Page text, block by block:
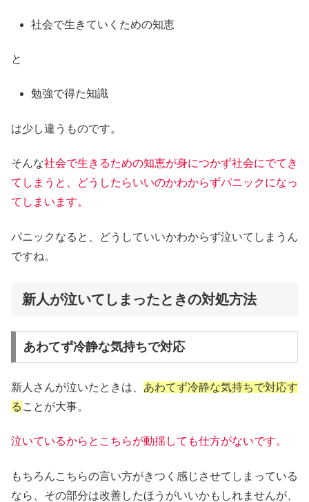
社会で生きていくための知恵
と
勉強で得た知識
は少し違うものです。
そんな社会で生きるための知恵が身につかず社会にでてき
てしまうと、どうしたらいいのかわからずパニックになっ
てしまいます。
パニックなると、どうしていいかわからず泣いてしまうん
ですね。
新人が泣いてしまったときの対処方法
あわてず冷静な気持ちで対応
新人さんが泣いたときは、 あわてず冷静な気持ちで対応す
る ことが大事。
泣いているからとこちらが動揺しても仕方がないです。
もちろんこちらの言い方がきつく感じさせてしまっている
なら、その部分は改善したほうがいいかもしれませんが、